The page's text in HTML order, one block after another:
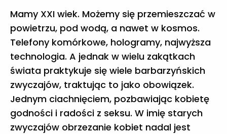
Mamy XXI wiek. Możemy się przemieszczać w
powietrzu, pod wodą, a nawet w kosmos.
Telefony komórkowe, hologramy, najwyższa
technologia. A jednak w wielu zakątkach
świata praktykuje się wiele barbarzyńskich
zwyczajów, traktując to jako obowiązek.
Jednym ciachnięciem, pozbawiając kobietę
godności i radości z seksu. W imię starych
zwyczajów obrzezanie kobiet nadal jest